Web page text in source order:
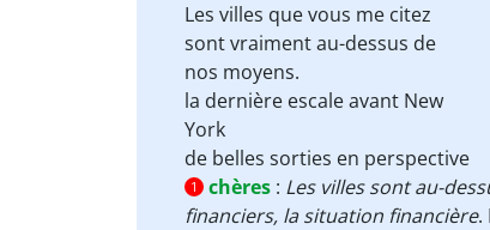
Les villes que vous me citez
sont vraimentau-dessus de
nos moyens.
la dernière escaleavant New
York
de belles sorties en perspective
1
chères : Les villes sont au-
financiers, la situation financière.